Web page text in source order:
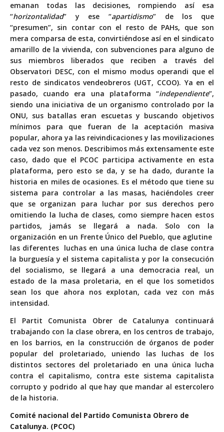
emanan todas las decisiones, rompiendo así esa
“horizontalidad” y ese “apartidismo” de los que
“presumen”, sin contar con el resto de PAHs, que son
mera comparsa de esta, convirtiéndose así en el sindicato
amarillo de la vivienda, con subvenciones para alguno de
sus miembros liberados que reciben a través del
Observatori DESC, con el mismo modus operandi que el
resto de sindicatos vendeobreros (UGT, CCOO). Ya en el
pasado, cuando era una plataforma “independiente”,
siendo una iniciativa de un organismo controlado por la
ONU, sus batallas eran escuetas y buscando objetivos
mínimos para que fueran de la aceptación masiva
popular, ahora ya las reivindicaciones y las movilizaciones
cada vez son menos. Describimos más extensamente este
caso, dado que el PCOC participa activamente en esta
plataforma, pero esto se da, y se ha dado, durante la
historia en miles de ocasiones. Es el método que tiene su
sistema para controlar a las masas, haciéndoles creer
que se organizan para luchar por sus derechos pero
omitiendo la lucha de clases, como siempre hacen estos
partidos, jamás se llegará a nada. Solo con la
organización en un Frente Único del Pueblo, que aglutine
las diferentes luchas en una única lucha de clase contra
la burguesía y el sistema capitalista y por la consecución
del socialismo, se llegará a una democracia real, un
estado de la masa proletaria, en el que los sometidos
sean los que ahora nos explotan, cada vez con más
intensidad.
El Partit Comunista Obrer de Catalunya continuará
trabajando con la clase obrera, en los centros de trabajo,
en los barrios, en la construcción de órganos de poder
popular del proletariado, uniendo las luchas de los
distintos sectores del proletariado en una única lucha
contra el capitalismo, contra este sistema capitalista
corrupto y podrido al que hay que mandar al estercolero
de la historia.
Comité nacional del Partido Comunista Obrero de
Catalunya. (PCOC)